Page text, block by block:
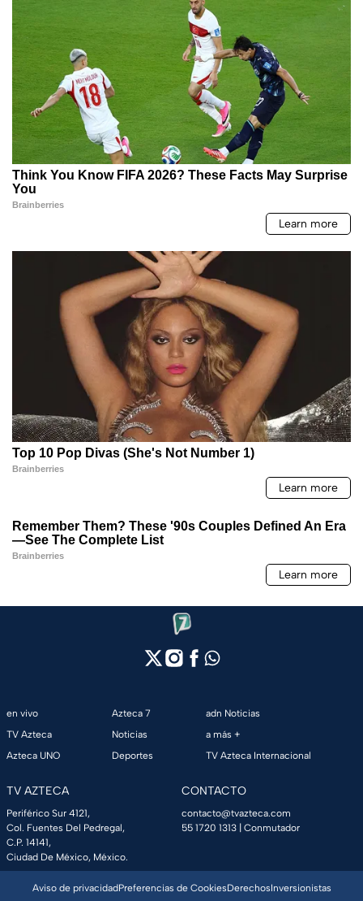
en vivo
TV Azteca
Azteca UNO
Azteca 7
Noticias
Deportes
adn Noticias
a más +
TV Azteca Internacional
TV AZTECA
Periférico Sur 4121,
Col. Fuentes Del Pedregal,
C.P. 14141,
Ciudad De México, México.
CONTACTO
contacto@tvazteca.com
55 1720 1313 | Conmutador
Aviso de privacidadPreferencias de CookiesDerechosInversionistas